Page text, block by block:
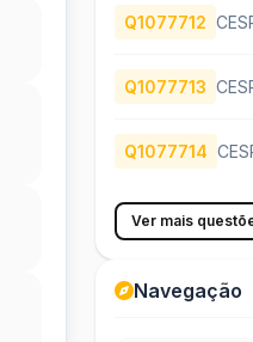
Q1077712
Q1077713
Q1077714
Ver mais
Navegação